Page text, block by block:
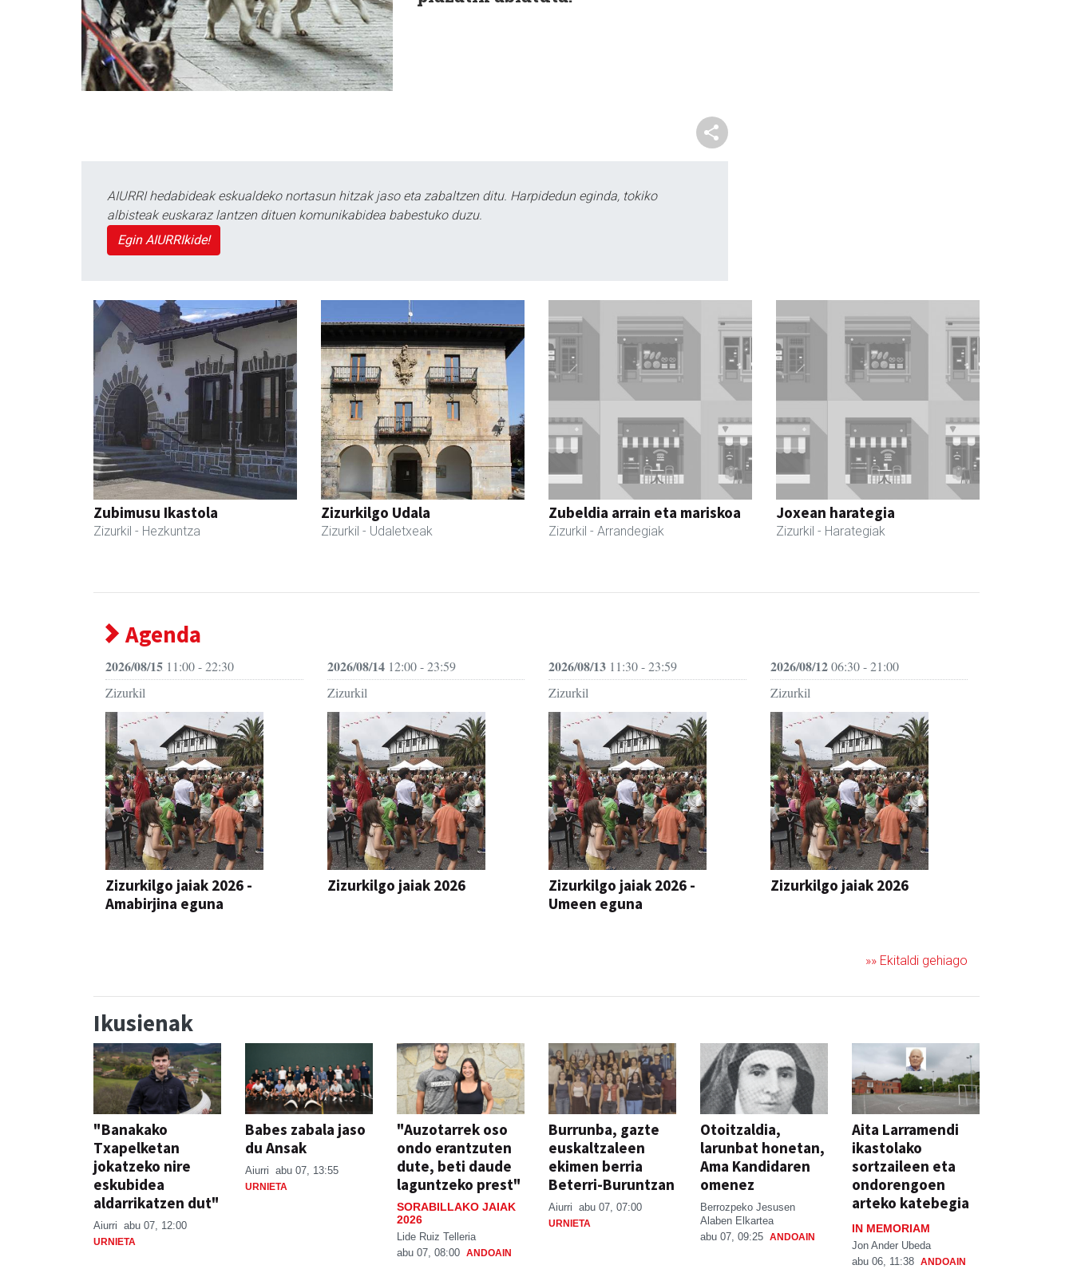
AIURRI hedabideak eskualdeko nortasun hitzak jaso eta zabaltzen ditu. Harpidedun eginda, tokiko
albisteak euskaraz lantzen dituen komunikabidea babestuko duzu.
Egin AIURRIkide!
Zubimusu Ikastola
Zizurkil - Hezkuntza
Zizurkilgo Udala
Zizurkil - Udaletxeak
Zubeldia arrain eta mariskoa
Zizurkil - Arrandegiak
Joxean harategia
Zizurkil - Harategiak
Agenda
2026/08/15 11:00 - 22:30
Zizurkil
Zizurkilgo jaiak 2026 -
Amabirjina eguna
2026/08/1412:00 - 23:59
Zizurkil
Zizurkilgo jaiak 2026
2026/08/13 11:30 - 23:59
Zizurkil
Zizurkilgo jaiak 2026 -
Umeen eguna
2026/08/1206:30 - 21:00
Zizurkil
Zizurkilgo jaiak 2026
»» Ekitaldi gehiago
Ikusienak
"Banakako
Txapelketan
jokatzeko nire
eskubidea
aldarrikatzen dut"
Aiurri abu 07, 12:00
URNIETA
Babes zabala jaso
du Ansak
Aiurri abu 07, 13:55
URNIETA
"Auzotarrek oso
ondo erantzuten
dute, beti daude
laguntzeko prest"
SORABILLAKO JAIAK
2026
Lide Ruiz Telleria
abu 07, 08:00 ANDOAIN
Burrunba, gazte
euskaltzaleen
ekimen berria
Beterri-Buruntzan
Aiurri abu 07, 07:00
URNIETA
Otoitzaldia,
larunbat honetan,
Ama Kandidaren
omenez
Berrozpeko Jesusen
Alaben Elkartea
abu 07, 09:25 ANDOAIN
Aita Larramendi
ikastolako
sortzaileen eta
ondorengoen
arteko katebegia
IN MEMORIAM
Jon Ander Ubeda
abu 06, 11:38 ANDOAIN